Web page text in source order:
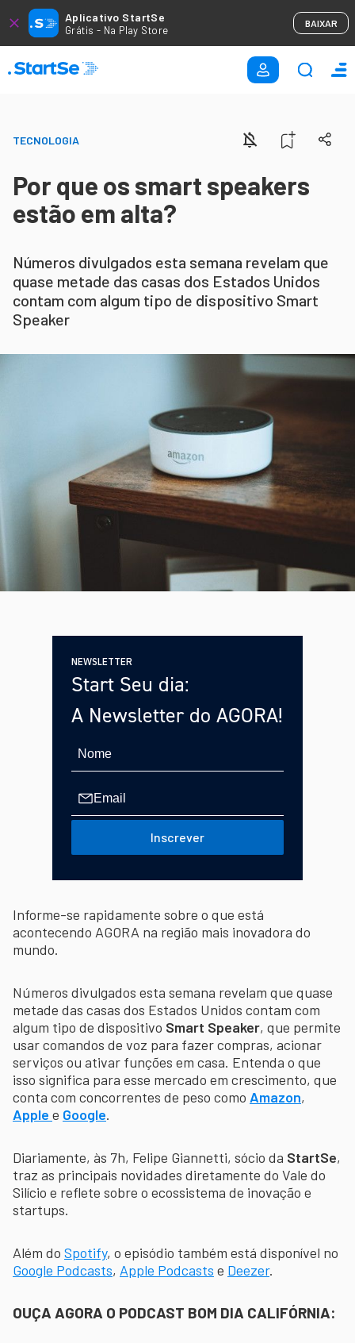
Aplicativo StartSe
Grátis - Na Play Store
BAIXAR
TECNOLOGIA
Por que os smart speakers
estão em alta?
Números divulgados esta semana revelam que
quase metade das casas dos Estados Unidos
contam com algum tipo de dispositivo Smart
Speaker
NEWSLETTER
Start Seu dia:
A Newsletter do AGORA!
Inscrever
Informe-se rapidamente sobre o que está
acontecendo AGORA na região mais inovadora do
mundo.
Números divulgados esta semana revelam que quase
metade das casas dos Estados Unidos contam com
algum tipo de dispositivo Smart Speaker, que permite
usar comandos de voz para fazer compras, acionar
serviços ou ativar funções em casa. Entenda o que
isso significa para esse mercado em crescimento, que
conta com concorrentes de peso como Amazon,
Apple e Google.
Diariamente, às 7h, Felipe Giannetti, sócio da StartSe,
traz as principais novidades diretamente do Vale do
Silício e reflete sobre o ecossistema de inovação e
startups.
Além do Spotify, o episódio também está disponível no
Google Podcasts, Apple Podcasts e Deezer.
OUÇA AGORA O PODCAST BOM DIA CALIFÓRNIA: